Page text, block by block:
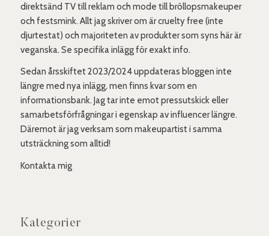
direktsänd TV till reklam och mode till bröllopsmakeuper
och festsmink. Allt jag skriver om är cruelty free (inte
djurtestat) och majoriteten av produkter som syns här är
veganska. Se specifika inlägg för exakt info.
Sedan årsskiftet 2023/2024 uppdateras bloggen inte
längre med nya inlägg, men finns kvar som en
informationsbank. Jag tar inte emot pressutskick eller
samarbetsförfrågningar i egenskap av influencer längre.
Däremot är jag verksam som makeupartist i samma
utsträckning som alltid!
Kontakta mig
Kategorier